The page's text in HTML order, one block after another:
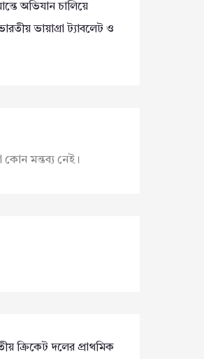
অভিযান চালিয়ে
ভায়াগ্রা ট্যাবলেট ও
কোন মন্তব্য নেই।
ক্রিকেট দলের প্রাথমিক